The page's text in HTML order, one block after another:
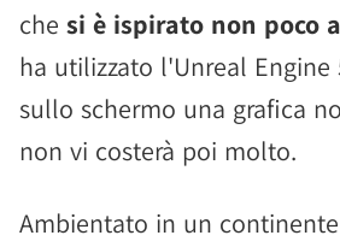
che si è ispirato non poco
ha utilizzato l'Unreal Engine
sullo schermo una grafica
non vi costerà poi molto.
Ambientato in un